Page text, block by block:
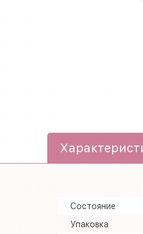
Состояние
Упаковка